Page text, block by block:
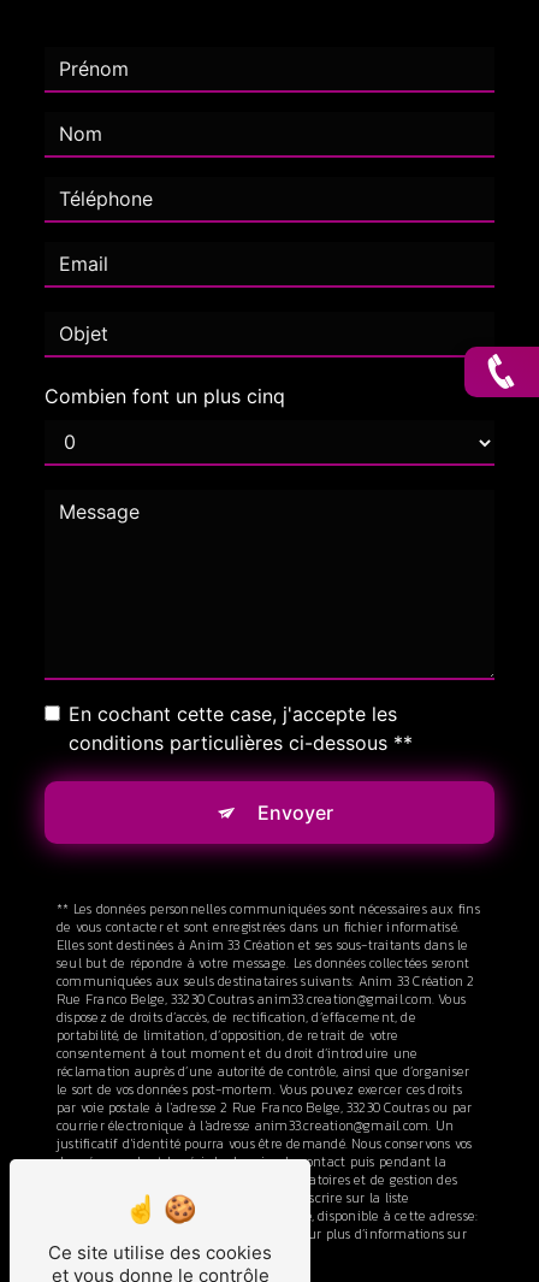
Combien font un plus cinq
En cochant cette case, j'accepte les
conditions particulières ci-dessous **
Envoyer
** Les données personnelles communiquées sont nécessaires aux fins
de vous contacter et sont enregistrées dans un fichier informatisé.
Elles sont destinées à Anim 33 Création et ses sous-traitants dans le
seul but de répondre à votre message. Les données collectées seront
communiquées aux seuls destinataires suivants: Anim 33 Création 2
Rue Franco Belge, 33230 Coutras anim33.creation@gmail.com. Vous
disposez de droits d’accès, de rectification, d’effacement, de
portabilité, de limitation, d’opposition, de retrait de votre
consentement à tout moment et du droit d’introduire une
réclamation auprès d’une autorité de contrôle, ainsi que d’organiser
le sort de vos données post-mortem. Vous pouvez exercer ces droits
par voie postale à l'adresse 2 Rue Franco Belge, 33230 Coutras ou par
courrier électronique à l'adresse anim33.creation@gmail.com. Un
justificatif d'identité pourra vous être demandé. Nous conservons vos
données pendant la période de prise de contact puis pendant la
durée de prescription légale aux fins probatoires et de gestion des
contentieux. Vous avez le droit de vous inscrire sur la liste
d'opposition au démarchage téléphonique, disponible à cette adresse:
. Consultez le site cnil.fr pour plus d’informations sur
vos droits.
Ce site utilise des cookies
et vous donne le contrôle